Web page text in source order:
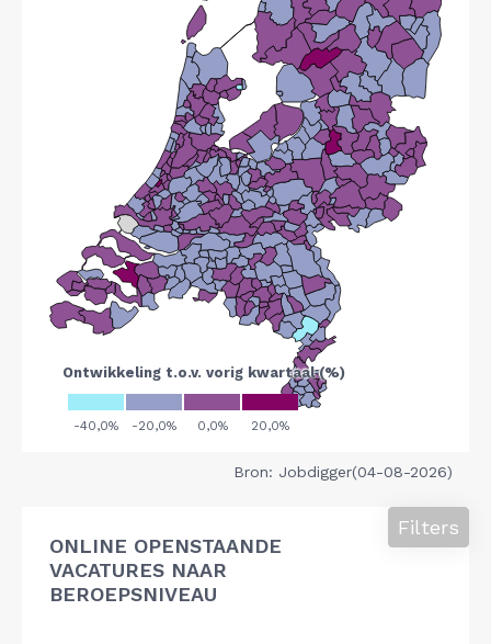
Bron: Jobdigger(04-08-2026)
ONLINE OPENSTAANDE
VACATURES NAAR
BEROEPSNIVEAU
Filters